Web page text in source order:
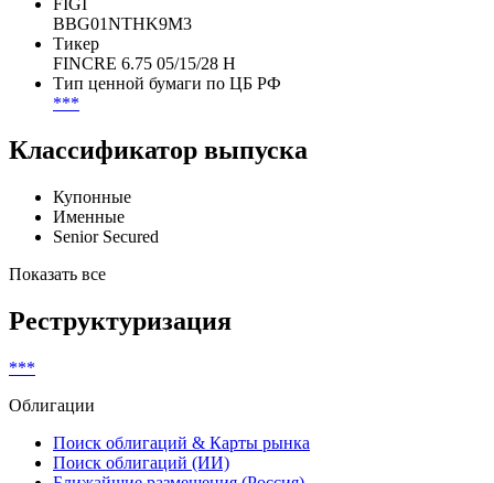
FIGI
BBG01NTHK9M3
Тикер
FINCRE 6.75 05/15/28 H
Тип ценной бумаги по ЦБ РФ
***
Классификатор выпуска
Купонные
Именные
Senior Secured
Показать все
Реструктуризация
***
Облигации
Поиск облигаций & Карты рынка
Поиск облигаций (ИИ)